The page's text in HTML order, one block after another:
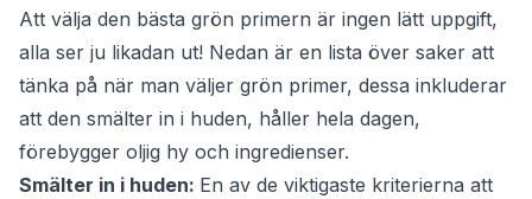
Att välja den bästa grön primern är ingen lätt uppgift,
alla ser ju likadan ut! Nedan är en lista över saker att
tänka på när man väljer grön primer, dessa inkluderar
att den smälter in i huden, håller hela dagen,
förebygger oljig hy och ingredienser.
Smälter in i huden: En av de viktigaste kriterierna att